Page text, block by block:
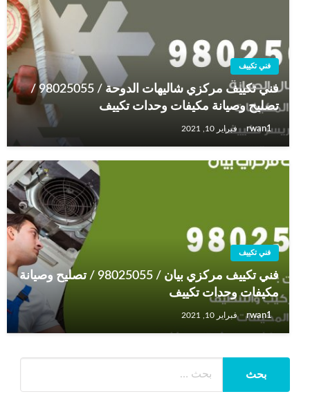
فني تكييف
فني تكييف مركزي شاليهات الدوحة / 98025055 /
تصليح وصيانة مكيفات وحدات تكييف
rwan1 فبراير 10, 2021
فني تكييف
فني تكييف مركزي بيان / 98025055 / تصليح وصيانة
مكيفات وحدات تكييف
rwan1 فبراير 10, 2021